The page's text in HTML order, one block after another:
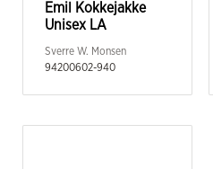
Emil Kokkejakke
Unisex LA
Sverre W. Monsen
94200602-940